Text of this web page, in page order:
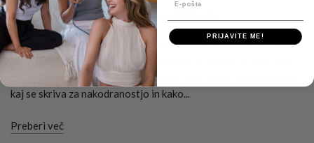
Kaj je Frizz? Vzroki in rešitve
Spoznajte kodranje las, vzroke zanj in učinkovite rešitve za
njegovo odpravljanje. Odkrijte nasvete in izdelke, ki vam bodo
pomagali doseči gladke in obvladljive lase, hkrati pa spoznajte,
kaj se skriva za nakodranostjo in kako...
Preberi več
PRIJAVITE ME!